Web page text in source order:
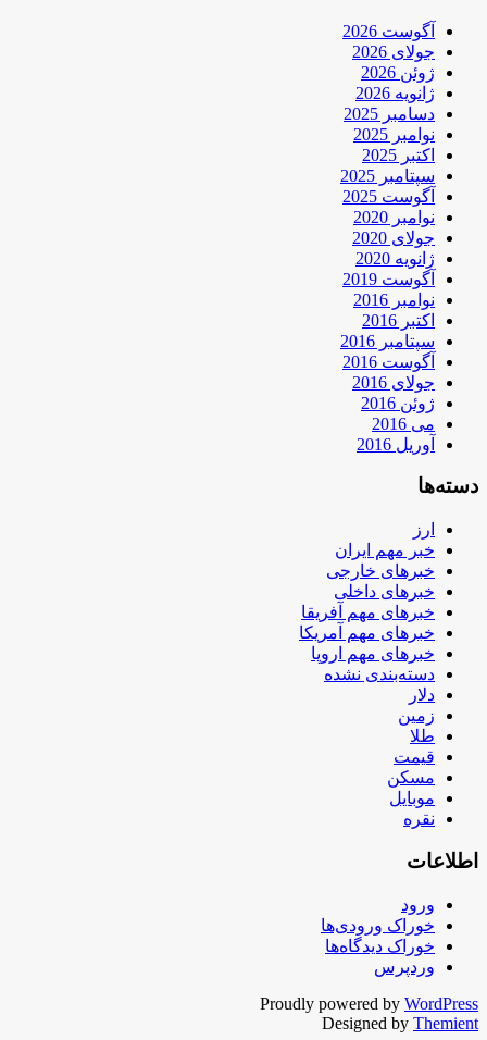
آگوست 2026
جولای 2026
ژوئن 2026
ژانویه 2026
دسامبر 2025
نوامبر 2025
اکتبر 2025
سپتامبر 2025
آگوست 2025
نوامبر 2020
جولای 2020
ژانویه 2020
آگوست 2019
نوامبر 2016
اکتبر 2016
سپتامبر 2016
آگوست 2016
جولای 2016
ژوئن 2016
می 2016
آوریل 2016
دسته‌ها
ارز
خبر مهم ایران
خبرهای خارجی
خبرهای داخلی
خبرهای مهم آفریقا
خبرهای مهم آمریکا
خبرهای مهم اروپا
دسته‌بندی نشده
دلار
زمین
طلا
قیمت
مسکن
موبایل
نقره
اطلاعات
ورود
خوراک ورودی‌ها
خوراک دیدگاه‌ها
وردپرس
Proudly powered by WordPress
Designed by Themient